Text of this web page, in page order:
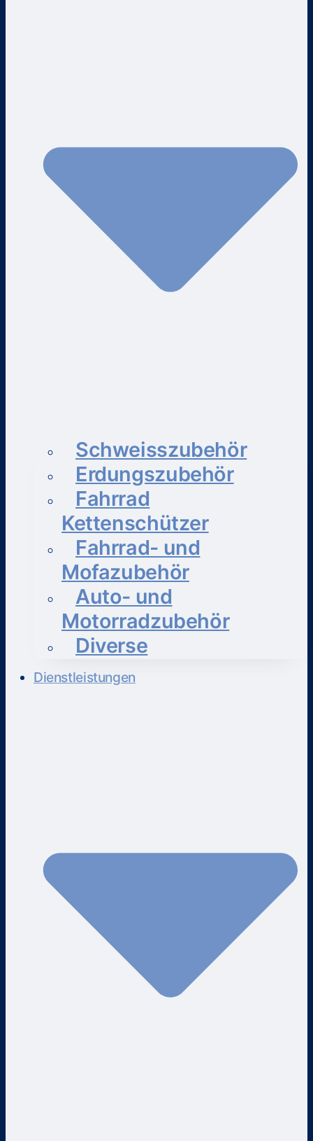
Schweisszubehör
Erdungszubehör
Fahrrad
Kettenschützer
Fahrrad- und
Mofazubehör
Auto- und
Motorradzubehör
Diverse
Dienstleistungen